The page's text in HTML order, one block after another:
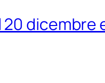
20